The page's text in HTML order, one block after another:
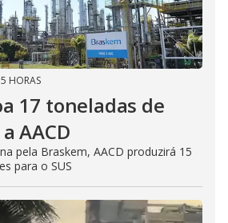
HORAS
17 toneladas de
AACD
pela Braskem, AACD produzirá 15
para o SUS